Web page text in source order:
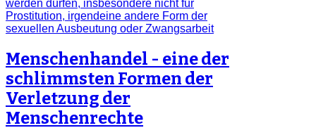
Menschenhandel - eine der
schlimmsten Formen der
Verletzung der
Menschenrechte